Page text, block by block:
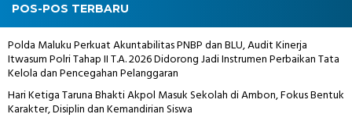
POS-POS TERBARU
Polda Maluku Perkuat Akuntabilitas PNBP dan BLU, Audit Kinerja
Itwasum Polri Tahap II T.A. 2026 Didorong Jadi Instrumen Perbaikan Tata
Kelola dan Pencegahan Pelanggaran
Hari Ketiga Taruna Bhakti Akpol Masuk Sekolah di Ambon, Fokus Bentuk
Karakter, Disiplin dan Kemandirian Siswa